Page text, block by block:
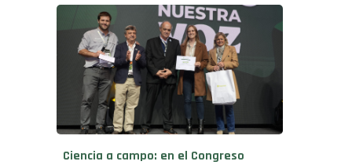
Ciencia a campo: en el Congreso